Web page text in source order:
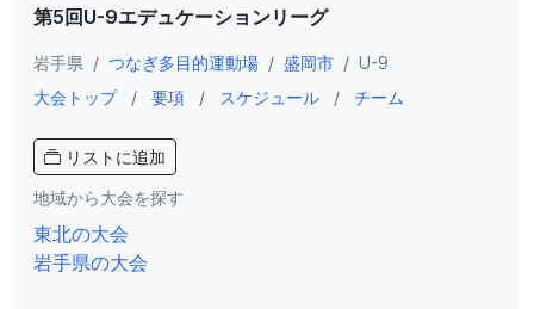
第5回U-9エデュケーションリーグ
岩手県 / つなぎ多目的運動場 / 盛岡市 / U-9
大会トップ
/ 要項 / スケジュール / チーム
リストに追加
地域から大会を探す
東北の大会
岩手県の大会